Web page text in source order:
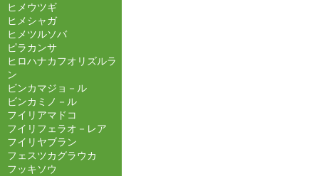
ヒメウツギ
ヒメシャガ
ヒメツルソバ
ピラカンサ
ヒロハナカフオリズルラ
ン
ビンカマジョ－ル
ビンカミノ－ル
フイリアマドコ
フイリフェラオ－レア
フイリヤブラン
フェスツカグラウカ
フッキソウ